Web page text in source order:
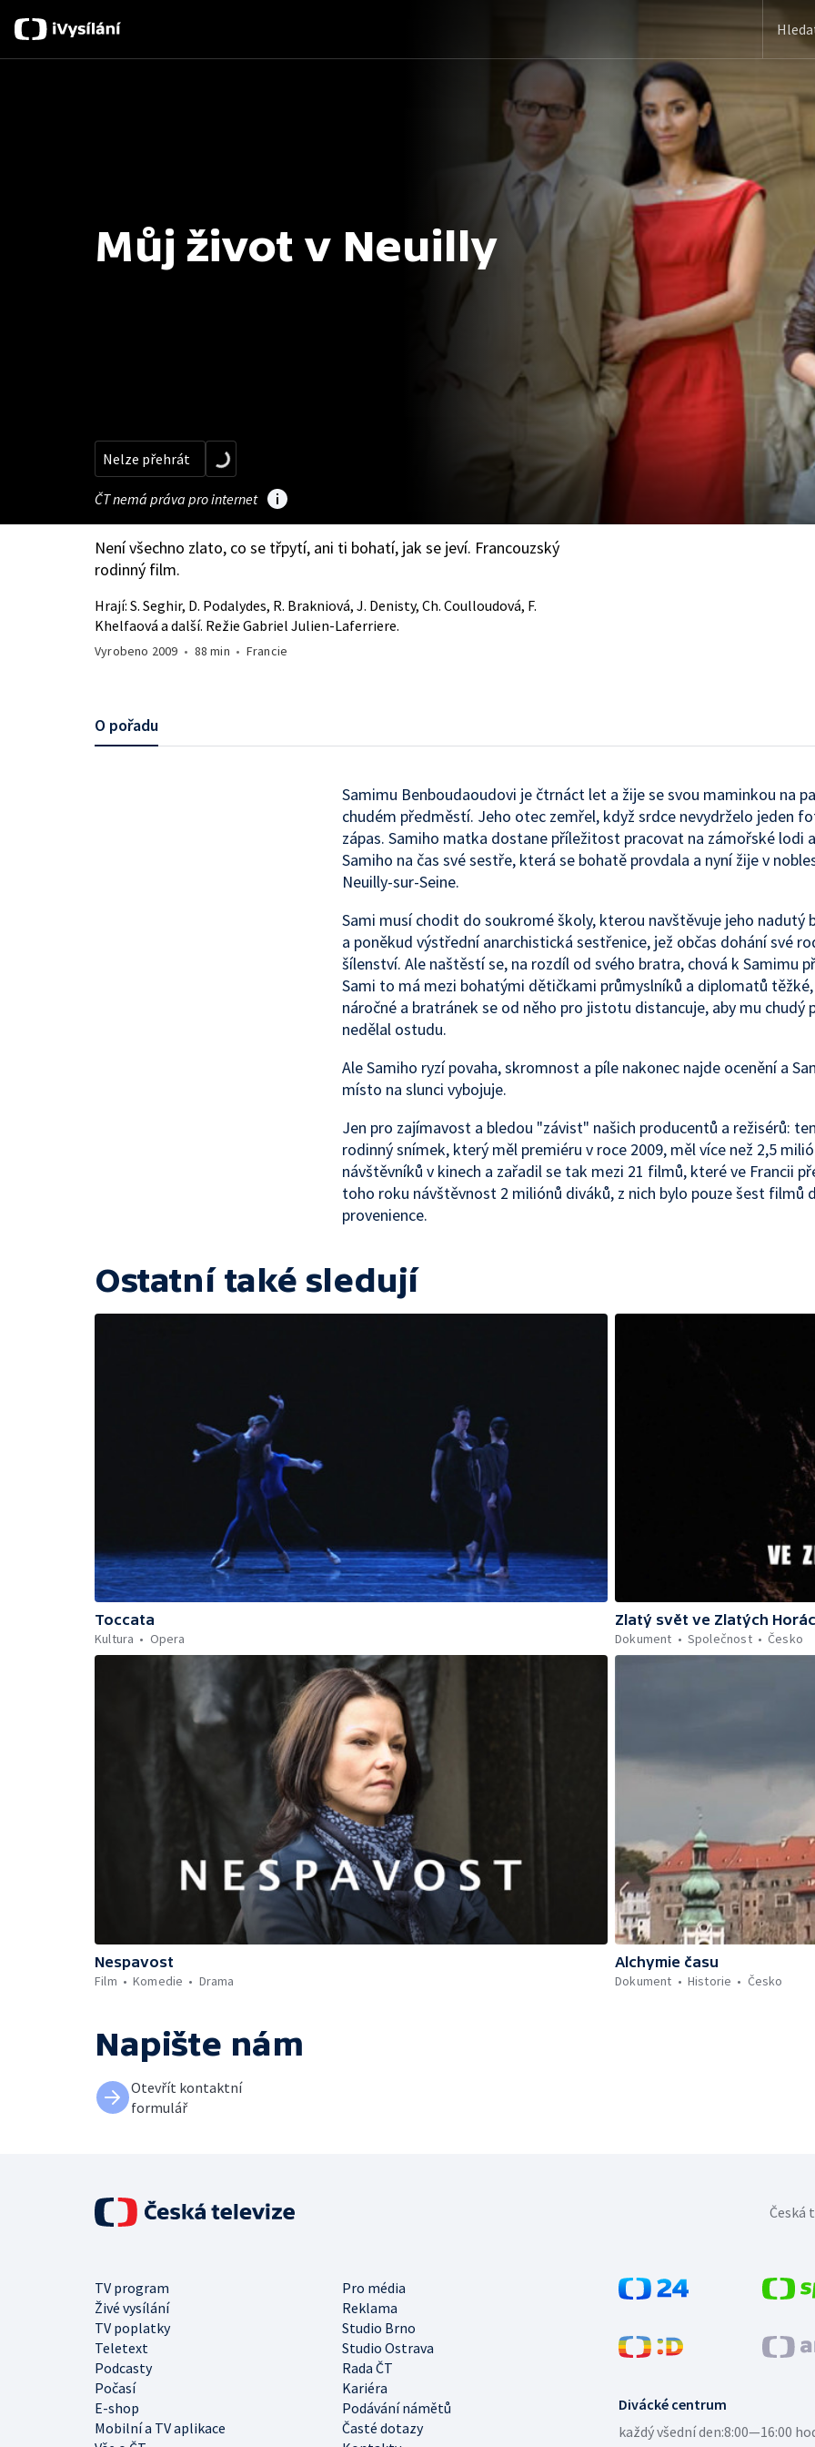
Můj život v Neuilly
Nelze přehrát
ČT nemá práva pro internet
Není všechno zlato, co se třpytí, ani ti bohatí, jak se jeví. Francouzský
rodinný film.
Hrají: S. Seghir, D. Podalydes, R. Brakniová, J. Denisty, Ch. Coulloudová, F.
Khelfaová a další. Režie Gabriel Julien-Laferriere.
Vyrobeno 2009 • 88 min • Francie
O pořadu
Samimu Benboudaoudovi je čtrnáct let a žije se svou maminkou na
chudém předměstí. Jeho otec zemřel, když srdce nevydrželo jeden
zápas. Samiho matka dostane příležitost pracovat na zámořské lodi
Samiho na čas své sestře, která se bohatě provdala a nyní žije v
Neuilly-sur-Seine.
Sami musí chodit do soukromé školy, kterou navštěvuje jeho nadutý
a poněkud výstřední anarchistická sestřenice, jež občas dohání své
šílenství. Ale naštěstí se, na rozdíl od svého bratra, chová k Samimu
Sami to má mezi bohatými dětičkami průmyslníků a diplomatů těžké,
náročné a bratránek se od něho pro jistotu distancuje, aby mu chudý
nedělal ostudu.
Ale Samiho ryzí povaha, skromnost a píle nakonec najde ocenění a
místo na slunci vybojuje.
Jen pro zajímavost a bledou "závist" našich producentů a režisérů:
rodinný snímek, který měl premiéru v roce 2009, měl více než 2,5
návštěvníků v kinech a zařadil se tak mezi 21 filmů, které ve Francii
toho roku návštěvnost 2 miliónů diváků, z nich bylo pouze šest filmů
provenience.
Ostatní také sledují
Toccata
Kultura
Opera
Zlatý svět ve Zlatých
Dokument
Společnost Česko
Nespavost
Film
Komedie Drama
Alchymie času
Dokument
Historie Česko
Napište nám
Otevřít kontaktní
formulář
Divácké centrum
každý všední den:8:00—16:00
TV program
Pro média
Živé vysílání
Reklama
TV poplatky
Studio Brno
Teletext
Studio Ostrava
Podcasty
Rada ČT
Počasí
Kariéra
E-shop
Podávání námětů
Mobilní a TV aplikace
Časté dotazy
Česká